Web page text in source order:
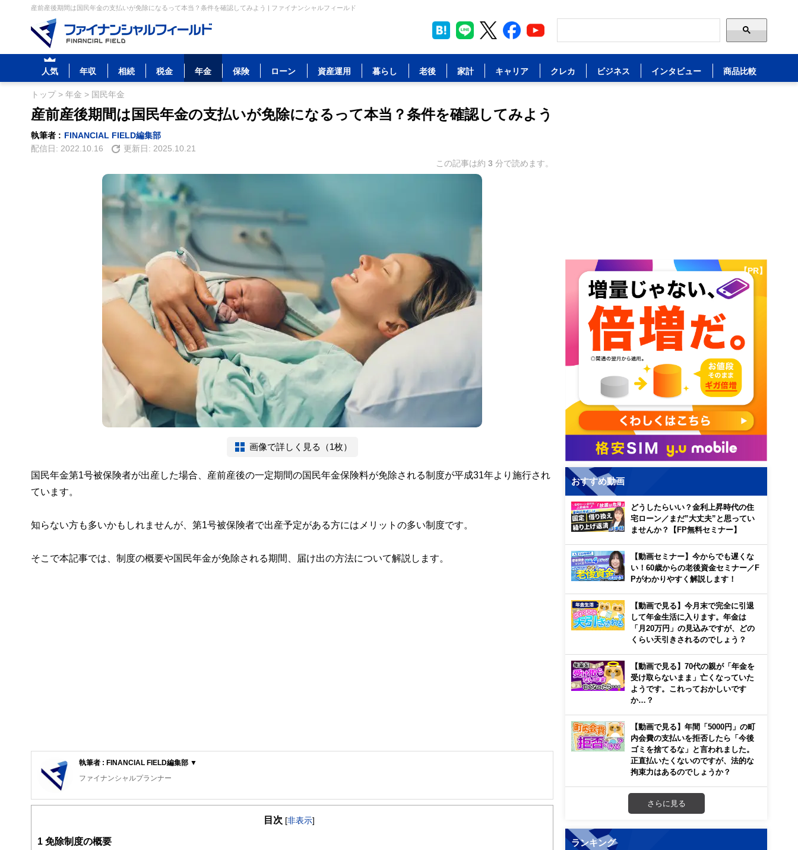
産前産後期間は国民年金の支払いが免除になるって本当？条件を確認してみよう | ファイナンシャルフィールド
人気 年収 相続 税金 年金 保険 ローン 資産運用 暮らし 老後 家計 キャリア クレカ ビジネス インタビュー 商品比較
トップ> 年金 > 国民年金
産前産後期間は国民年金の支払いが免除になるって本当？条件を確認してみよう
執筆者 : FINANCIAL FIELD編集部
配信日: 2022.10.16 更新日: 2025.10.21
この記事は約 3 分で読めます。
画像で詳しく見る（1枚）
国民年金第1号被保険者が出産した場合、産前産後の一定期間の国民年金保険料が免除される制度が平成31年より施行され
ています。
知らない方も多いかもしれませんが、第1号被保険者で出産予定がある方にはメリットの多い制度です。
そこで本記事では、制度の概要や国民年金が免除される期間、届け出の方法について解説します。
執筆者 : FINANCIAL FIELD編集部 ▼
ファイナンシャルプランナー
FinancialField編集部は、金融、経済に関する記事を、日々の暮らしにどのような影響を与えるかという視点で、お金の知識がない方でも理解でき
案から記事掲載まですべての工程に関わることで、読者目線のコンテンツを追求しています。
目次 [非表示]
1 免除制度の概要
【PR】
おすすめ動画
どうしたらいい？金利上昇時代の住
宅ローン／まだ”大丈夫”と思ってい
ませんか？【FP無料セミナー】
【動画セミナー】今からでも遅くな
い！60歳からの老後資金セミナー／F
Pがわかりやすく解説します！
【動画で見る】今月末で完全に引退
して年金生活に入ります。年金は
「月20万円」の見込みですが、どの
くらい天引きされるのでしょう？
【動画で見る】70代の親が「年金を
受け取らないまま」亡くなっていた
ようです。これっておかしいです
か…？
【動画で見る】年間「5000円」の町
内会費の支払いを拒否したら「今後
ゴミを捨てるな」と言われました。
正直払いたくないのですが、法的な
拘束力はあるのでしょうか？
さらに見る
ランキング